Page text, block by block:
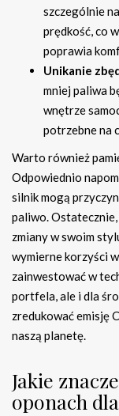
szczególnie
prędkość, co
poprawia
Unikanie
mniej paliwa
wnętrze
potrzebne na
Warto również
Odpowiednio
silnik mogą
paliwo.
zmiany w swoim
wymierne korzyści
zainwestować w
portfela, ale i dla
zredukować emisję
naszą planetę.
Jakie
oponach